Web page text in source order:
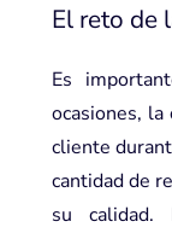
El reto de
Es
ocasiones,
cliente
cantidad de
su calidad.